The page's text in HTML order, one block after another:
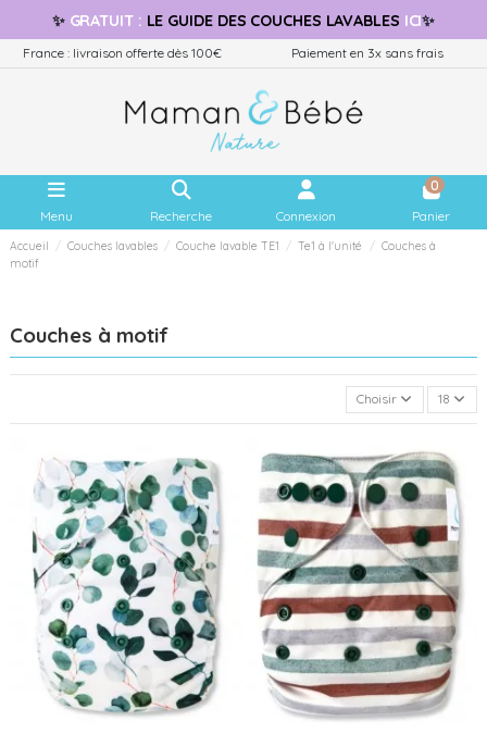
✨ GRATUIT: LE GUIDE DES COUCHES LAVABLES ICI✨
France : livraison offerte dès 100€ Paiement en 3x sans frais
Menu Recherche Connexion
0
Panier
Accueil Couches lavables Couche lavable TE1 Te1 à l'unité
Couches à
motif
Couches à motif
Choisir 18